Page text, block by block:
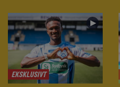
EKSKLUSIVT
►